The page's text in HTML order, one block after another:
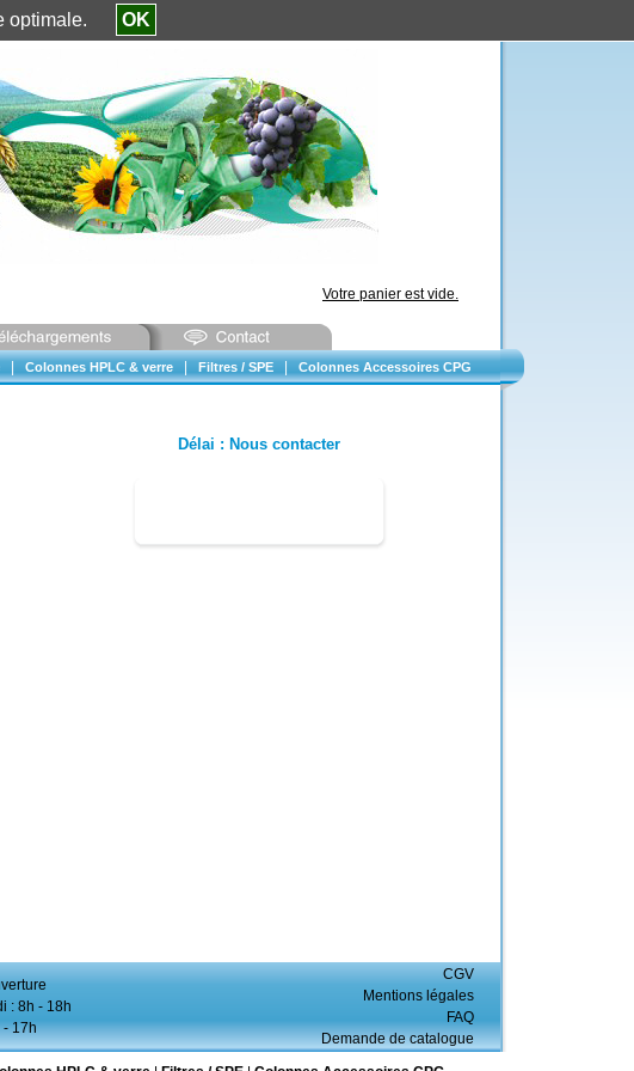
||Mon compte
Votre panier est vide.
Colonnes HPLC & verre Filtres / SPE Colonnes Accessoires CPG
Délai : Nous contacter
: 8h - 18h
- 17h
CGV
Mentions légales
FAQ
Demande de catalogue
optimale. OK